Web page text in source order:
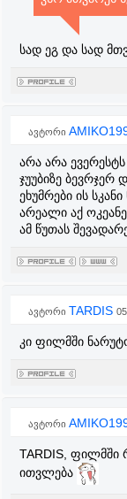
სად ეგ და სად
ავტორი
არა არა
ჯუუბიზე
ეხუმრები ის
არეალი აქ
ამ წუთას
ავტორი TARDIS
კი ფილმში
ავტორი
TARDIS, ფილმში
ითვლება